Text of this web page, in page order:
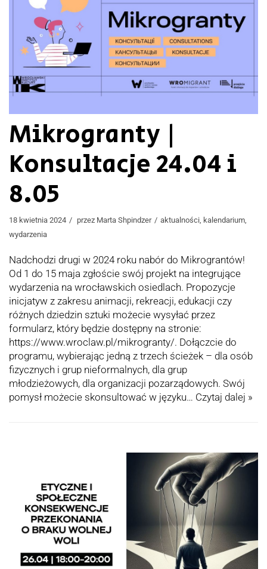
Mikrogranty |
Konsultacje 24.04 i
8.05
18 kwietnia 2024 przez Marta Shpindzer aktualności kalendarium
wydarzenia
Nadchodzi drugi w 2024 roku nabór do Mikrograntów!
Od 1 do 15 maja zgłoście swój projekt na integrujące
wydarzenia na wrocławskich osiedlach. Propozycje
inicjatyw z zakresu animacji, rekreacji, edukacji czy
różnych dziedzin sztuki możecie wysyłać przez
formularz, który będzie dostępny na stronie:
https://www.wroclaw.pl/mikrogranty/. Dołączcie do
programu, wybierając jedną z trzech ścieżek – dla osób
fizycznych i grup nieformalnych, dla grup
młodzieżowych, dla organizacji pozarządowych. Swój
pomysł możecie skonsultować w języku… Czytaj dalej »